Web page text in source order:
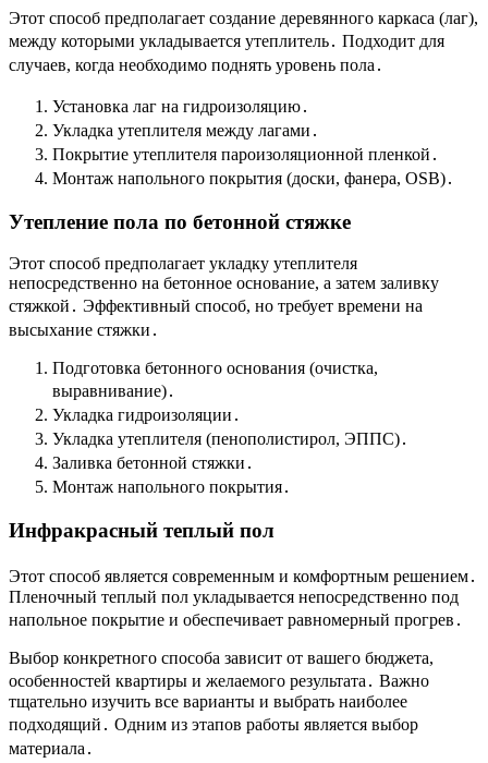
Этот способ предполагает создание деревянного каркаса (лаг),
между которыми укладывается утеплитель․ Подходит для
случаев, когда необходимо поднять уровень пола․
Установка лаг на гидроизоляцию․
Укладка утеплителя между лагами․
Покрытие утеплителя пароизоляционной пленкой․
Монтаж напольного покрытия (доски, фанера, OSB)․
Утепление пола по бетонной стяжке
Этот способ предполагает укладку утеплителя
непосредственно на бетонное основание, а затем заливку
стяжкой․ Эффективный способ, но требует времени на
высыхание стяжки․
Подготовка бетонного основания (очистка,
выравнивание)․
Укладка гидроизоляции․
Укладка утеплителя (пенополистирол, ЭППС)․
Заливка бетонной стяжки․
Монтаж напольного покрытия․
Инфракрасный теплый пол
Этот способ является современным и комфортным решением․
Пленочный теплый пол укладывается непосредственно под
напольное покрытие и обеспечивает равномерный прогрев․
Выбор конкретного способа зависит от вашего бюджета,
особенностей квартиры и желаемого результата․ Важно
тщательно изучить все варианты и выбрать наиболее
подходящий․ Одним из этапов работы является выбор
материала․